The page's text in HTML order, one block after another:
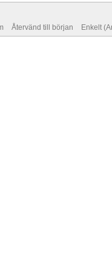
Återvänd till början Enkelt